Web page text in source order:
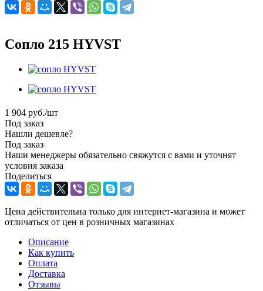
Сопло 215 HYVST
1 904 руб./шт
Под заказ
Нашли дешевле?
Под заказ
Наши менеджеры обязательно свяжутся с вами и уточнят
условия заказа
Поделиться
Цена действительна только для интернет-магазина и может
отличаться от цен в розничных магазинах
Описание
Как купить
Оплата
Доставка
Отзывы